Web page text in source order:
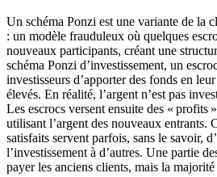
Un schéma Ponzi est une variante de la
: un modèle frauduleux où quelques
nouveaux participants, créant une
schéma Ponzi d’investissement, un
investisseurs d’apporter des fonds en
élevés. En réalité, l’argent n’est pas
Les escrocs versent ensuite des « profits
utilisant l’argent des nouveaux entrants.
satisfaits servent parfois, sans le savoir,
l’investissement à d’autres. Une partie
payer les anciens clients, mais la